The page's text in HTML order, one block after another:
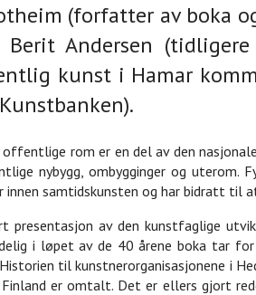
(forfatter av boka
Berit Andersen
kunst i Hamar
offentlige rom er en del av den
nybygg, ombygginger og uterom.
innen samtidskunsten og har bidratt til
presentasjon av den kunstfaglige
i løpet av de 40 årene boka tar
til kunstnerorganisasjonene i
Finland er omtalt. Det er ellers gjort